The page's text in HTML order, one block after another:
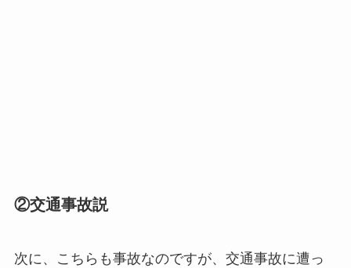
②交通事故説
次に、こちらも事故なのですが、交通事故に遭っ